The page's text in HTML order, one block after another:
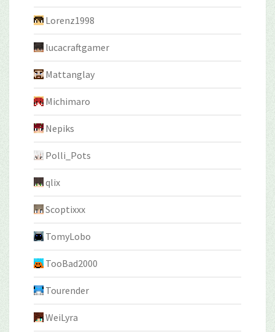
Lorenz1998
lucacraftgamer
Mattanglay
Michimaro
Nepiks
Polli_Pots
qlix
Scoptixxx
TomyLobo
TooBad2000
Tourender
WeiLyra